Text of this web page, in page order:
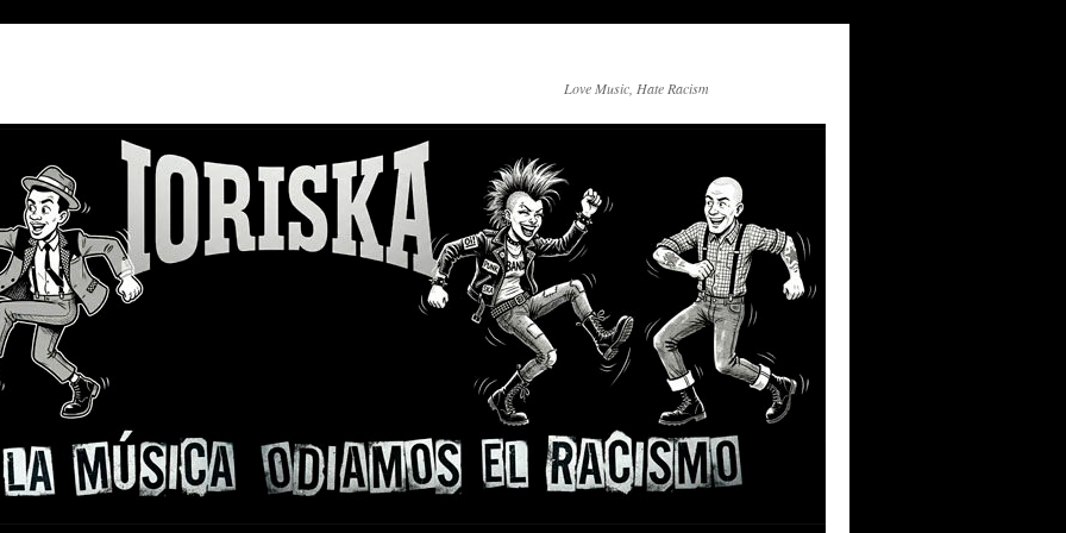
Love Music, Hate Racism